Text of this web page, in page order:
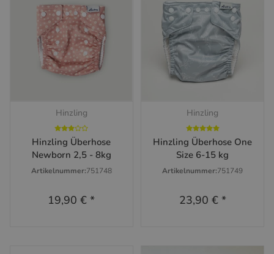
Hinzling
Hinzling Überhose
Newborn 2,5 - 8kg
Artikelnummer:751748
19,90 €*
Hinzling
Hinzling Überhose One
Size 6-15 kg
Artikelnummer:751749
23,90 € *